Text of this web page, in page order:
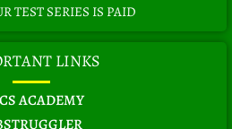
TEST SERIES IS PAID
LINKS
ACADEMY